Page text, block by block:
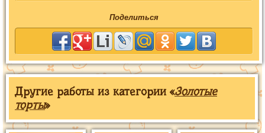
Поделиться
Другие работы из категории «Золотые
торты»